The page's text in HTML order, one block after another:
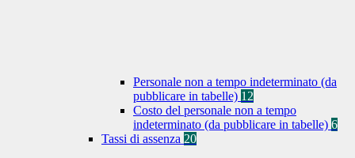
Personale non a tempo indeterminato (da
pubblicare in tabelle) 12
Costo del personale non a tempo
indeterminato (da pubblicare in tabelle) 6
Tassi di assenza 20